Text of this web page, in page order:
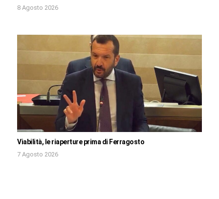
8 Agosto 2026
Viabilità, le riaperture prima di Ferragosto
7 Agosto 2026